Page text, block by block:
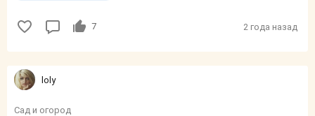
7 2 года назад
loly
Сад и огород